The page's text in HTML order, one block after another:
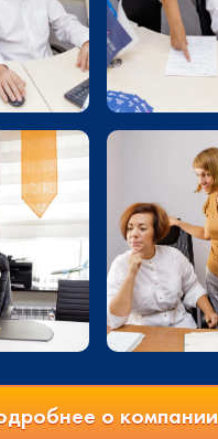
о компании